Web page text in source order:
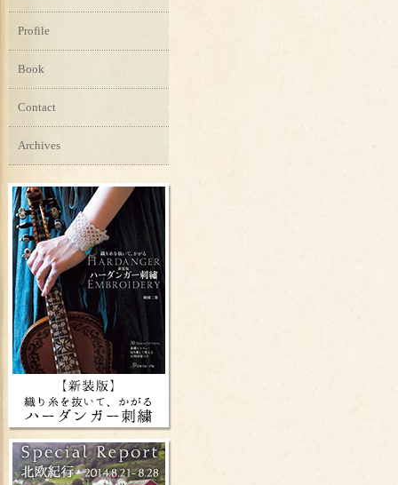
Profile
Book
Contact
Archives